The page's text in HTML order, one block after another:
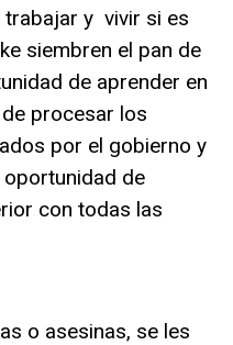
y vivir si es
siembren el pan de
de aprender en
procesar los
por el gobierno y
oportunidad de
con todas las
o asesinas, se les